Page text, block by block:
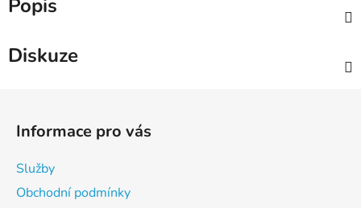
Popis
Diskuze
Informace pro vás
Služby
Obchodní podmínky